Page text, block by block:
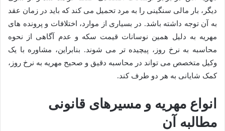
دیگر، بار مالی سنگینی را به مرد تحمیل می کند که باید در زمان عقد
به آن توجه داشته باشد. در بسیاری از موارد، اختلافات و پرونده های
مهریه به دلیل همین نوسانات قیمت سکه و عدم آگاهی از نحوه
محاسبه به نرخ روز، پیچیده تر می شوند. بنابراین، مشاوره با یک
وکیل متخصص می تواند در محاسبه دقیق و صحیح مهریه به نرخ روز،
کمک شایانی به هر دو طرف کند.
انواع مهریه و مسیرهای قانونی
مطالبه آن